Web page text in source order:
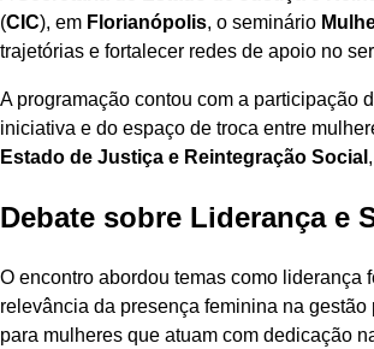
(CIC), em Florianópolis, o seminário
trajetórias e fortalecer redes de apoio no
A programação contou com a participação
iniciativa e do espaço de troca entre
Estado de Justiça e Reintegração Social ,
Debate sobre Liderança e
O encontro abordou temas como liderança
relevância da presença feminina na
para mulheres que atuam com dedicação